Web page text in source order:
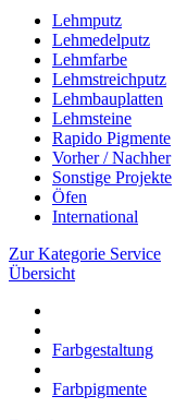
Lehmputz
Lehmedelputz
Lehmfarbe
Lehmstreichputz
Lehmbauplatten
Lehmsteine
Rapido Pigmente
Vorher / Nachher
Sonstige Projekte
Öfen
International
Zur Kategorie Service
Übersicht
Farbgestaltung
Farbpigmente